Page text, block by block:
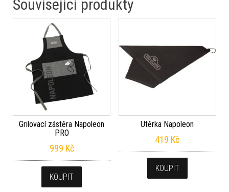
Související produkty
Grilovací zástěra Napoleon
PRO
999 Kč
KOUPIT
Utěrka Napoleon
419 Kč
KOUPIT